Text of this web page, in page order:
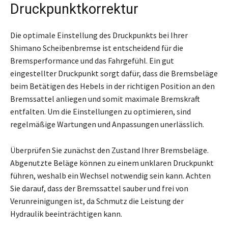
Druckpunktkorrektur
Die optimale Einstellung des Druckpunkts bei Ihrer
Shimano Scheibenbremse ist entscheidend für die
Bremsperformance und das Fahrgefühl. Ein gut
eingestellter Druckpunkt sorgt dafür, dass die Bremsbeläge
beim Betätigen des Hebels in der richtigen Position an den
Bremssattel anliegen und somit maximale Bremskraft
entfalten. Um die Einstellungen zu optimieren, sind
regelmäßige Wartungen und Anpassungen unerlässlich.
Überprüfen Sie zunächst den Zustand Ihrer Bremsbeläge.
Abgenutzte Beläge können zu einem unklaren Druckpunkt
führen, weshalb ein Wechsel notwendig sein kann. Achten
Sie darauf, dass der Bremssattel sauber und frei von
Verunreinigungen ist, da Schmutz die Leistung der
Hydraulik beeinträchtigen kann.